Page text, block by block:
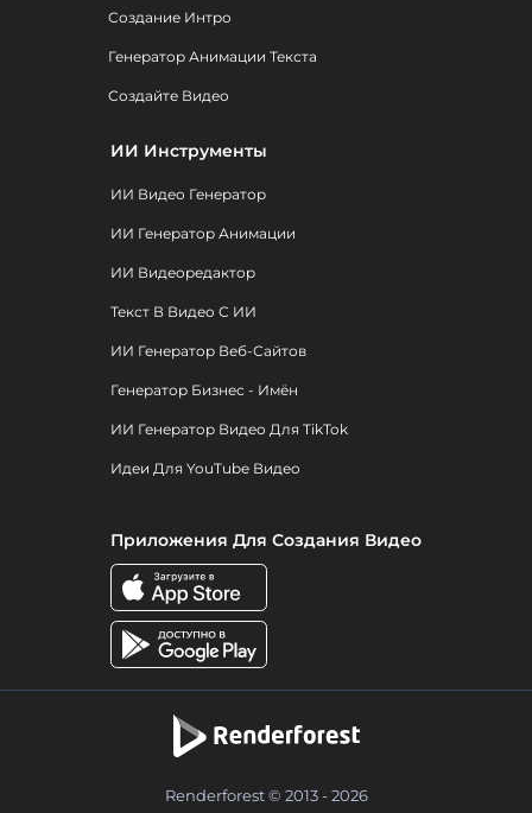
Создание Интро
Генератор Анимации Текста
Создайте Видео
ИИ Инструменты
ИИ Видео Генератор
ИИ Генератор Анимации
ИИ Видеоредактор
Текст В Видео С ИИ
ИИ Генератор Веб-Сайтов
Генератор Бизнес - Имён
ИИ Генератор Видео Для TikTok
Идеи Для YouTube Видео
Приложения Для Создания Видео
Renderforest © 2013 - 2026